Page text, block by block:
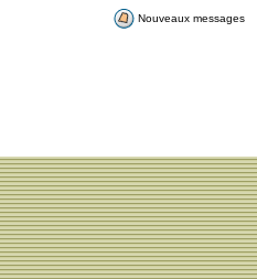
Nouveaux messages